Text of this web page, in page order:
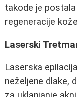
takode je
regeneracije
Laserski
Laserska
neželjene dlake,